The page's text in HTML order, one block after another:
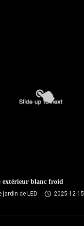
extérieur blanc froid
jardin de LED
2025-12-15